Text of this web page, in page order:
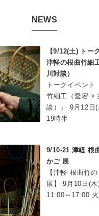
NEWS
【9/12(土) トー
津軽の根曲竹細
川対談）
トークイベント
竹細工（愛宕 ×
談）』 9月12日
19時半
9/10-21 津軽 根
かご 展
【津軽 根曲竹
展】 9月10日(
11:00～17:00